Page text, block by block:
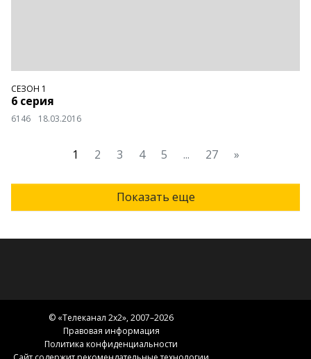
СЕЗОН 1
6 серия
6146 18.03.2016
1 2 3 4 5 ... 27 »
Показать еще
© «Телеканал 2x2», 2007–2026
Правовая информация
Политика конфиденциальности